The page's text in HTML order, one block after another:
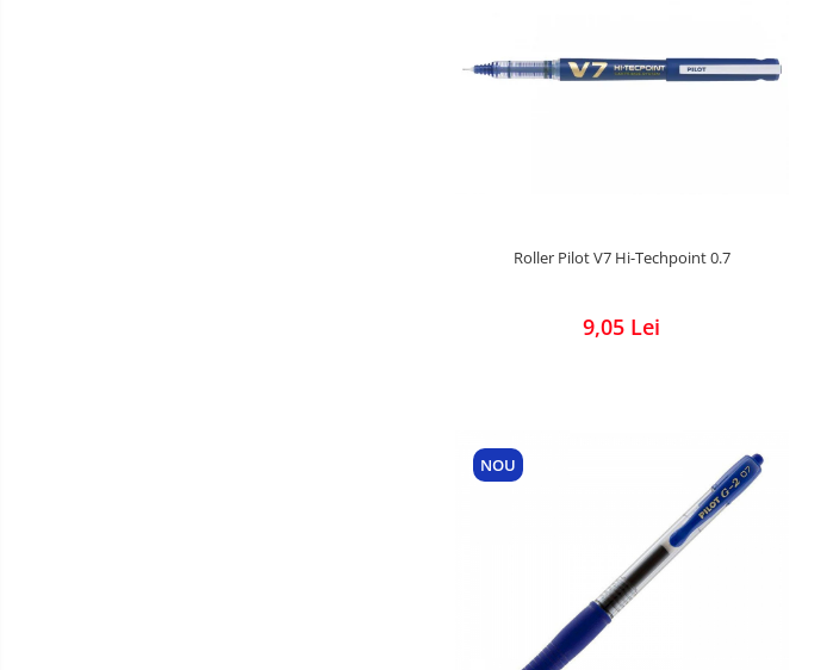
Roller Pilot V7 Hi-Techpoint 0.7
9,05 Lei
NOU